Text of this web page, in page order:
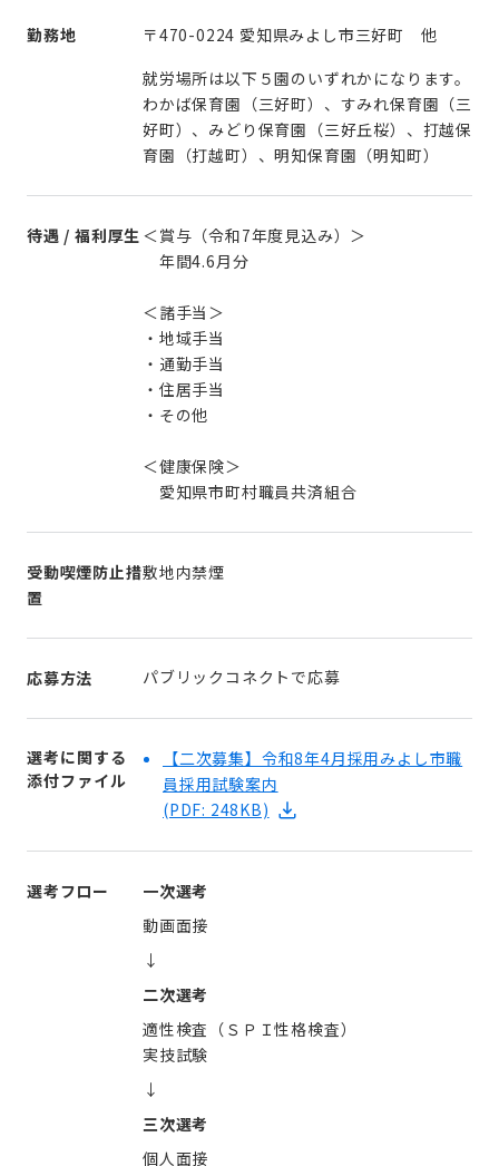
勤務地
〒470-0224 愛知県みよし市三好町 他
就労場所は以下５園のいずれかになります。
わかば保育園（三好町）、すみれ保育園（三
好町）、みどり保育園（三好丘桜）、打越保
育園（打越町）、明知保育園（明知町）
待遇 / 福利厚生 ＜賞与（令和7年度見込み）＞
年間4.6月分
＜諸手当＞
・地域手当
・通勤手当
・住居手当
・その他
＜健康保険＞
愛知県市町村職員共済組合
受動喫煙防止措
置
敷地内禁煙
応募方法 パブリックコネクトで応募
選考に関する
添付ファイル
【二次募集】令和8年4月採用みよし市職
員採用試験案内
(PDF: 248KB)
選考フロー
一次選考
動画面接
↓
二次選考
適性検査（ＳＰＩ性格検査）
実技試験
↓
三次選考
個人面接